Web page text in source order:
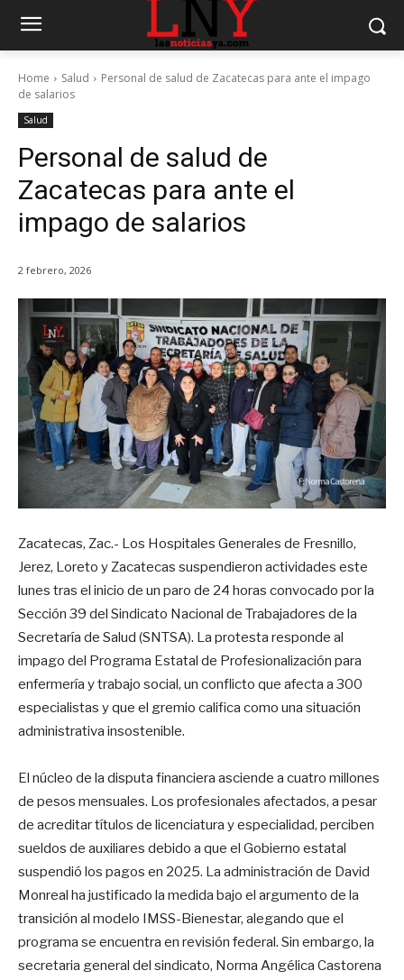
Home Salud
Personal de salud de Zacatecas para ante el impago
de salarios
Salud
Personal de salud de
Zacatecas para ante el
impago de salarios
2 febrero, 2026
Zacatecas, Zac.- Los Hospitales Generales de Fresnillo,
Jerez, Loreto y Zacatecas suspendieron actividades este
lunes tras el inicio de un paro de 24 horas convocado por la
Sección 39 del Sindicato Nacional de Trabajadores de la
Secretaría de Salud (SNTSA). La protesta responde al
impago del Programa Estatal de Profesionalización para
enfermería y trabajo social, un conflicto que afecta a 300
especialistas y que el gremio califica como una situación
administrativa insostenible.
El núcleo de la disputa financiera asciende a cuatro millones
de pesos mensuales. Los profesionales afectados, a pesar
de acreditar títulos de licenciatura y especialidad, perciben
sueldos de auxiliares debido a que el Gobierno estatal
suspendió los pagos en 2025. La administración de David
Monreal ha justificado la medida bajo el argumento de la
transición al modelo IMSS-Bienestar, alegando que el
programa se encuentra en revisión federal. Sin embargo, la
secretaria general del sindicato, Norma Angélica Castorena